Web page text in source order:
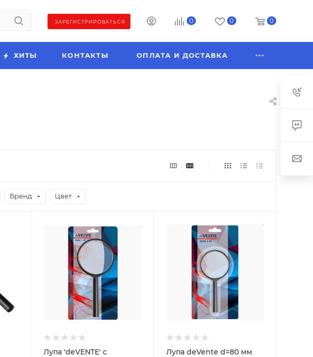
ЗАРЕГИСТРИРОВАТЬСЯ 0 0 0
ХИТЫ КОНТАКТЫ ОПЛАТА И ДОСТАВКА
Бренд Цвет
Лупа 'deVENTE' с
Лупа deVente d=80 мм